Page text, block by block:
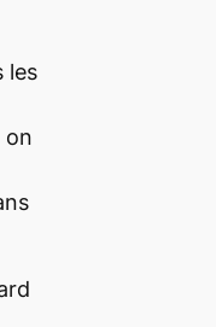
les
on